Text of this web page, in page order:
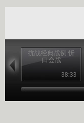
抗战经典战例 忻
口会战
38:33